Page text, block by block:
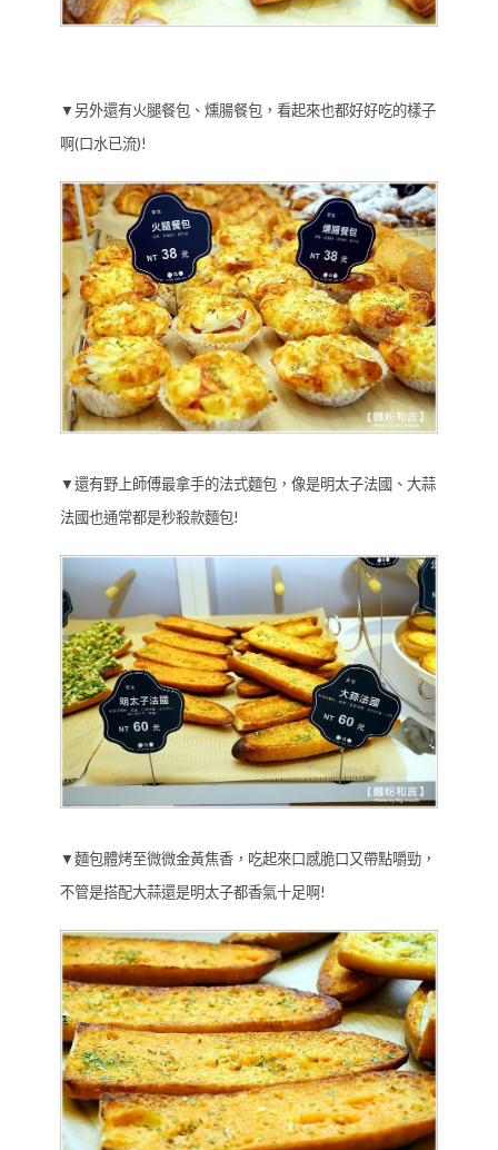
▼另外還有火腿餐包、燻腸餐包，看起來也都好好吃的樣子
啊(口水已流)!
▼還有野上師傅最拿手的法式麵包，像是明太子法國、大蒜
法國也通常都是秒殺款麵包!
▼麵包體烤至微微金黃焦香，吃起來口感脆口又帶點嚼勁，
不管是搭配大蒜還是明太子都香氣十足啊!